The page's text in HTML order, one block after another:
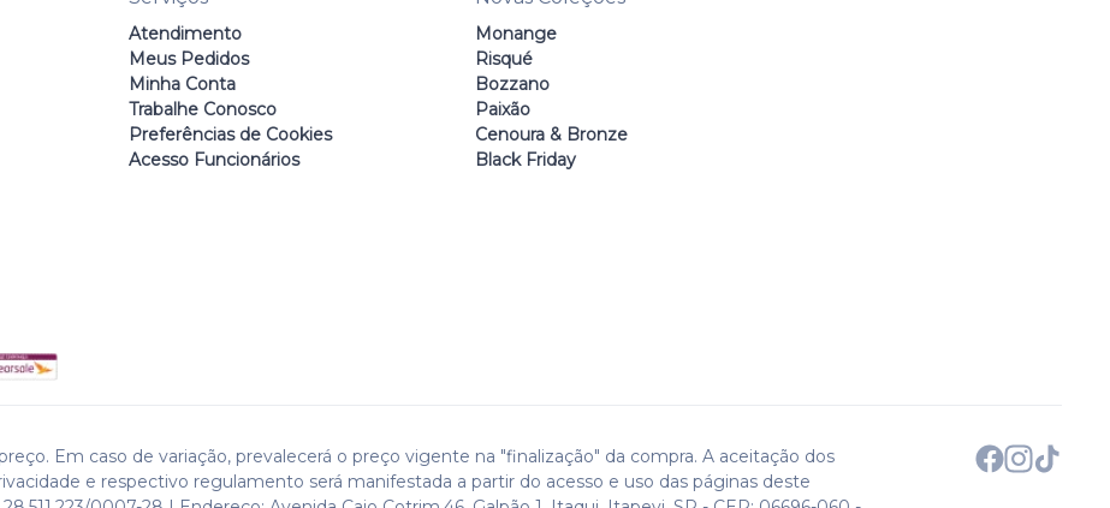
Atendimento
Meus Pedidos
Minha Conta
Trabalhe Conosco
Preferências de Cookies
Acesso Funcionários
Monange
Risqué
Bozzano
Paixão
Cenoura & Bronze
Black Friday
Em caso de variação, prevalecerá o preço vigente na "finalização" da compra. A aceitação dos
e respectivo regulamento será manifestada a partir do acesso e uso das páginas deste